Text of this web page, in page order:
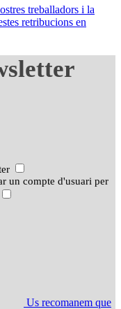
treballadors i la
retribucions en
un compte d'usuari per
Us recomanem que